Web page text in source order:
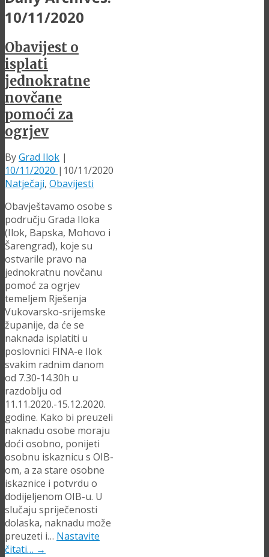
10/11/2020
Obavijest o
isplati
jednokratne
novčane
pomoći za
ogrjev
ByGrad Ilok |
10/11/2020 | 10/11/2020
Natječaji, Obavijesti
Obavještavamo osobe s
području Grada Iloka
(Ilok, Bapska, Mohovo i
Šarengrad), koje su
ostvarile pravo na
jednokratnu novčanu
pomoć za ogrjev
temeljem Rješenja
Vukovarsko-srijemske
županije, da će se
naknada isplatiti u
poslovnici FINA-e Ilok
svakim radnim danom
od 7.30-14.30h u
razdoblju od
11.11.2020.-15.12.2020.
godine. Kako bi preuzeli
naknadu osobe moraju
doći osobno, ponijeti
osobnu iskaznicu s OIB-
om, a za stare osobne
iskaznice i potvrdu o
dodijeljenom OIB-u. U
slučaju spriječenosti
dolaska, naknadu može
preuzeti i… Nastavite
čitati… →